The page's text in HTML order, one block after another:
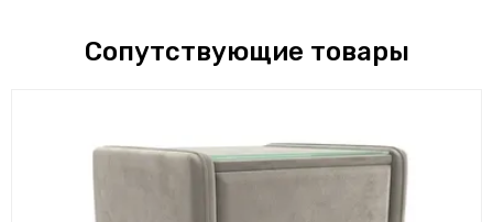
Сопутствующие товары